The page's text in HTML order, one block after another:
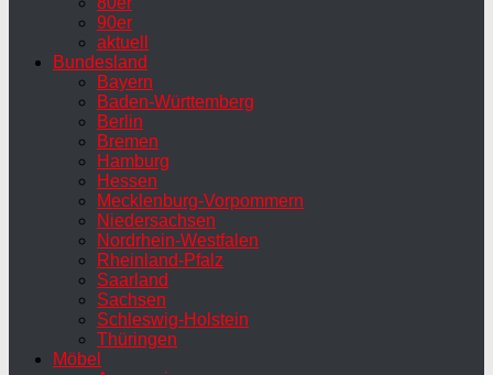
90er
aktuell
Bundesland
Bayern
Baden-Württemberg
Berlin
Bremen
Hamburg
Hessen
Mecklenburg-Vorpommern
Niedersachsen
Nordrhein-Westfalen
Rheinland-Pfalz
Saarland
Sachsen
Schleswig-Holstein
Thüringen
Möbel